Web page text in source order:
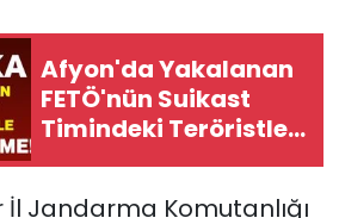
Afyon'da Yakalanan
FETÖ'nün Suikast
Timindeki Teröristle
İlgili Flaş Gelişme!
Jandarma Komutanlığı